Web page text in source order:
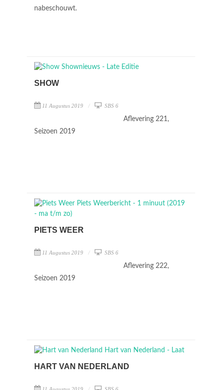
nabeschouwt.
SHOW
11 Augustus 2019 SBS 6
Aflevering 221,
Seizoen 2019
PIETS WEER
11 Augustus 2019 SBS 6
Aflevering 222,
Seizoen 2019
HART VAN NEDERLAND